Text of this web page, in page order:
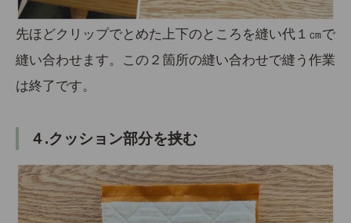
先ほどクリップでとめた上下のところを縫い代１㎝で
縫い合わせます。この２箇所の縫い合わせで縫う作業
は終了です。
４.クッション部分を挟む